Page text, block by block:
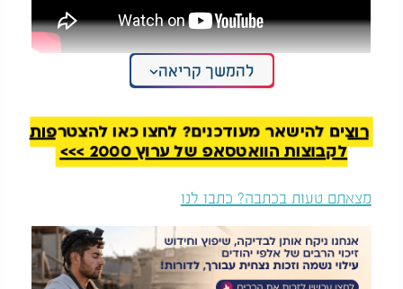
להמשך קריאה
רוצים להישאר מעודכנים? לחצו כאן להצטרפות
לקבוצות הוואטסאפ של ערוץ 2000 >>>
מצאתם טעות בכתבה? כתבו לנו